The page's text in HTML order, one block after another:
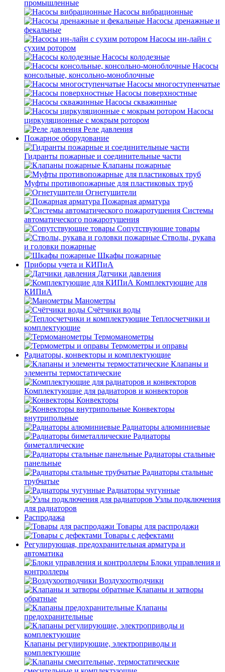
промышленные
Насосы вибрационные
Насосы дренажные и
фекальные
Насосы ин-лайн с
сухим ротором
Насосы колодезные
Насосы
консольные, консольно-моноблочные
Насосы многоступенчатые
Насосы поверхностные
Насосы скважинные
Насосы
циркуляционные с мокрым ротором
Реле давления
Пожарное оборудование
Гидранты пожарные и соединительные части
Клапаны пожарные
Муфты противопожарные для пластиковых труб
Огнетушители
Пожарная арматура
Системы
автоматического пожаротушения
Сопутствующие товары
Стволы, рукава
и головки пожарные
Шкафы пожарные
Приборы учета и КИПиА
Датчики давления
Комплектующие для
КИПиА
Манометры
Счётчики воды
Теплосчетчики и
комплектующие
Термоманометры
Термометры и оправы
Радиаторы, конвекторы и комплектующие
Клапаны и
элементы термостатические
Комплектующие для радиаторов и конвекторов
Конвекторы
Конвекторы
внутрипольные
Радиаторы алюминиевые
Радиаторы
биметаллические
Радиаторы стальные
панельные
Радиаторы стальные
трубчатые
Радиаторы чугунные
Узлы подключения
для радиаторов
Распродажа
Товары для распродажи
Товары с дефектами
Регулирующая, предохранительная арматура и
автоматика
Блоки управления и
контроллеры
Воздухоотводчики
Клапаны и затворы
обратные
Клапаны
предохранительные
Клапаны регулирующие, электроприводы и
комплектующие